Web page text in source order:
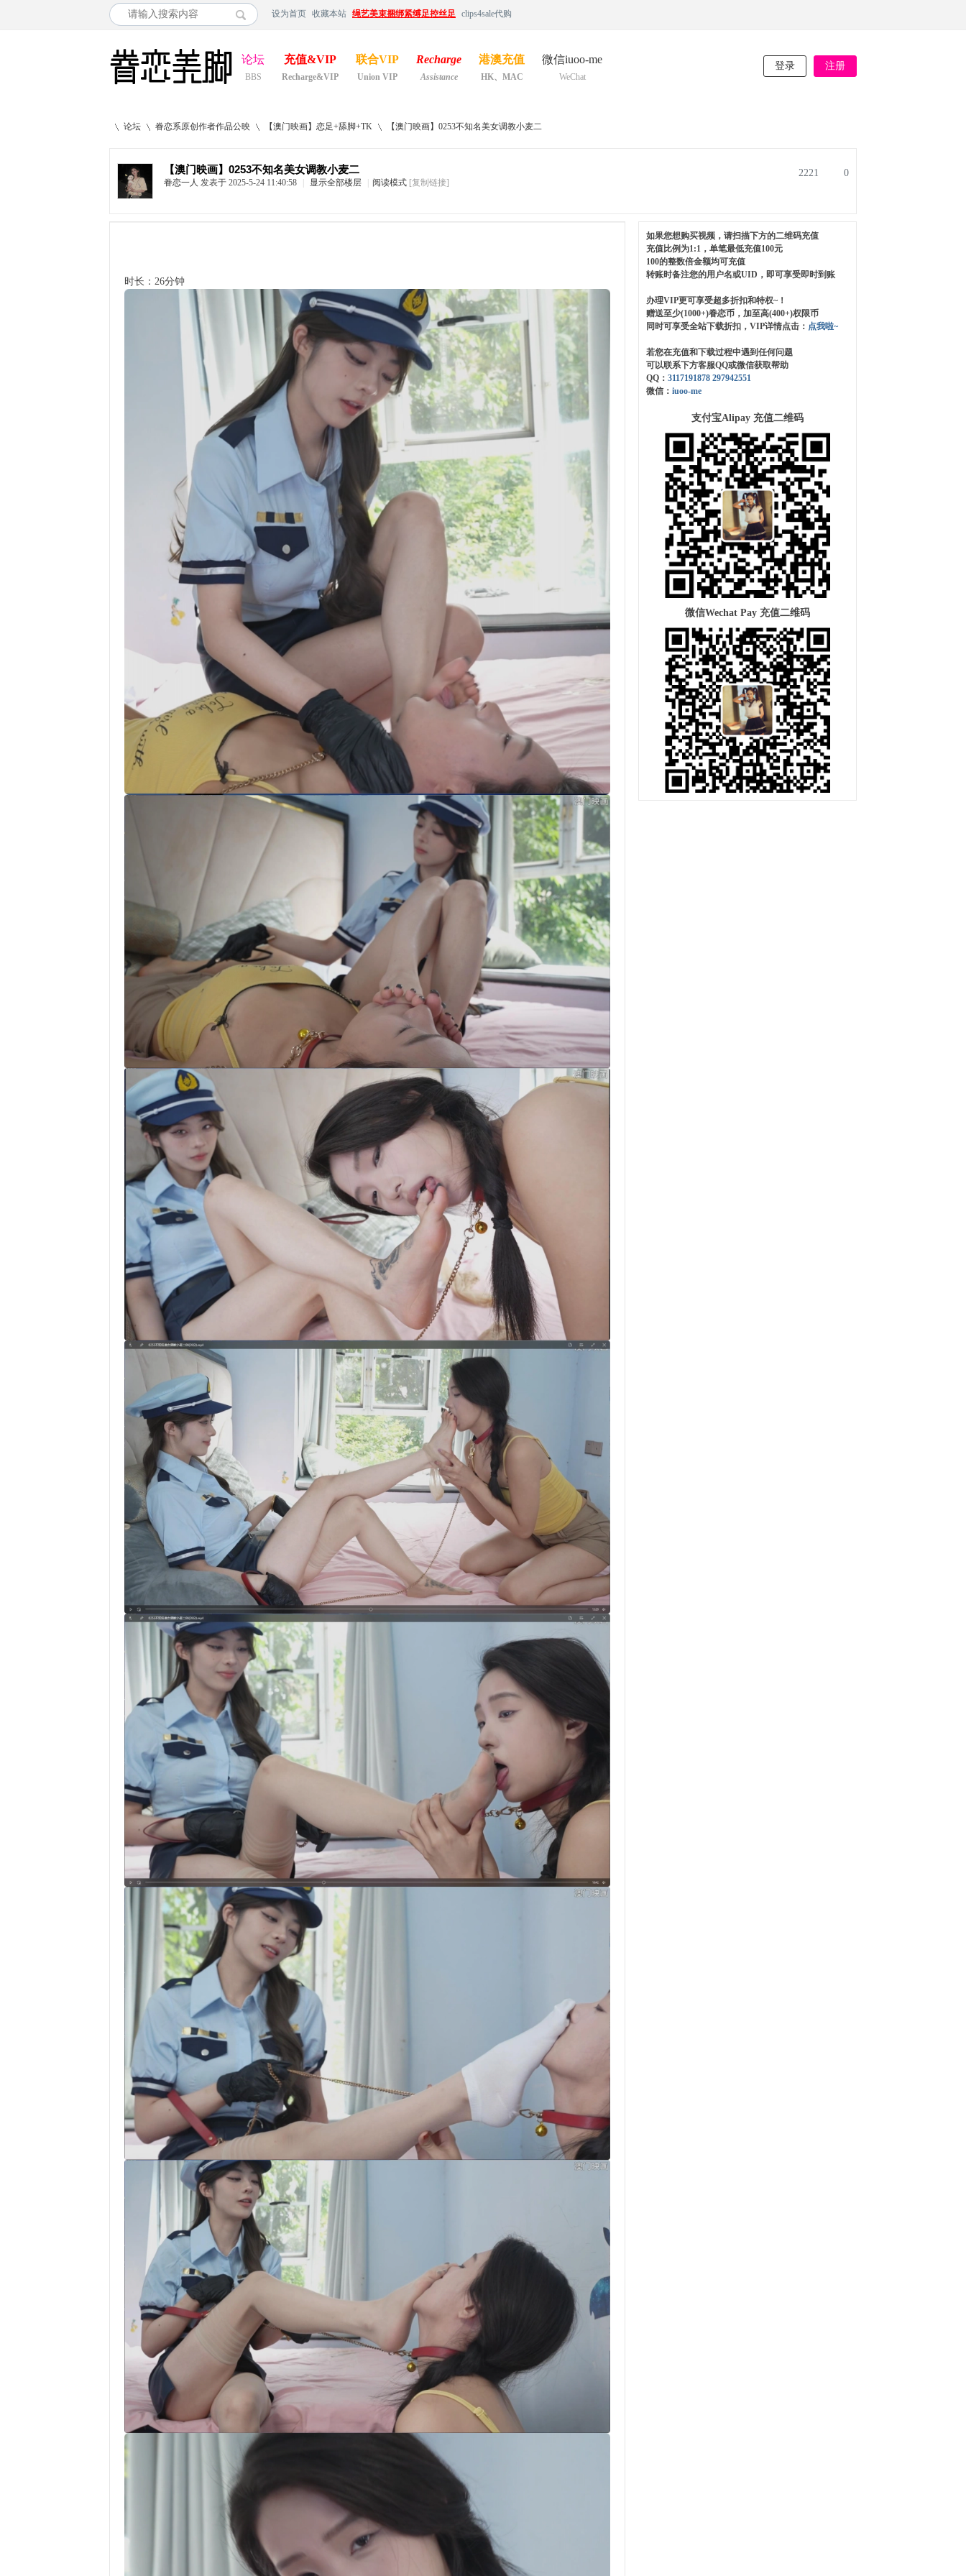
设为首页 收藏本站 绳艺美束捆绑紧缚足控丝足 clips4sale代购
论坛
BBS
充值&VIP
Recharge&VIP
联合VIP
Union VIP
Recharge
Assistance
港澳充值
HK、MAC
微信iuoo-me
WeChat
登录 注册
论坛
›
眷恋系原创作者作品公映
›
【澳门映画】恋足+舔脚+TK
›
【澳门映画】0253不知名美女调教小麦二
【澳门映画】0253不知名美女调教小麦二
眷恋一人 发表于 2025-5-24 11:40:58 显示全部楼层 阅读模式 [复制链接]
0
2221
时长：26分钟
如果您想购买视频，请扫描下方的二维码充值
充值比例为1:1，单笔最低充值100元
100的整数倍金额均可充值
转账时备注您的用户名或UID，即可享受即时到账
办理VIP更可享受超多折扣和特权~！
赠送至少(1000+)眷恋币，加至高(400+)权限币
同时可享受全站下载折扣，VIP详情点击： 点我啦~
若您在充值和下载过程中遇到任何问题
可以联系下方客服QQ或微信获取帮助
QQ： 3117191878 297942551
微信： iuoo-me
支付宝Alipay 充值二维码
微信Wechat Pay 充值二维码